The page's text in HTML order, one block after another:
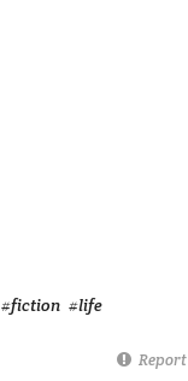
#fiction #life
Report